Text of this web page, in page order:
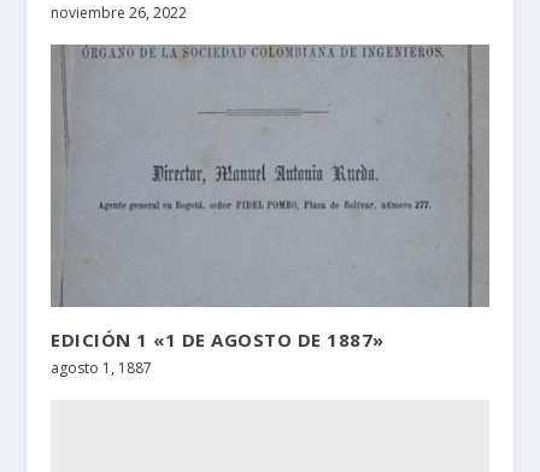
noviembre 26, 2022
EDICIÓN 1 «1 DE AGOSTO DE 1887»
agosto 1, 1887